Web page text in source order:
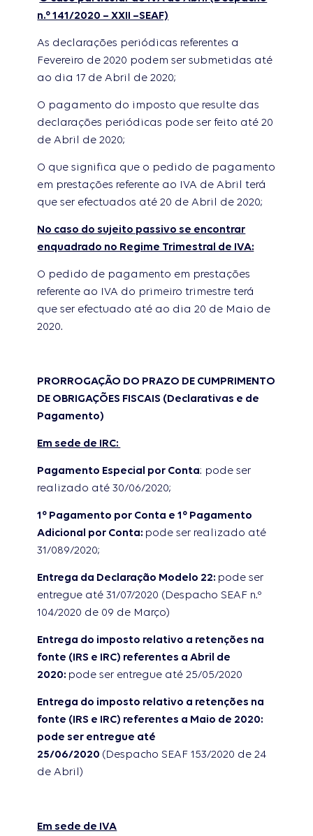
n.º 141/2020 – XXII –SEAF)
As declarações periódicas referentes a
Fevereiro de 2020 podem ser submetidas até
ao dia 17 de Abril de 2020;
O pagamento do imposto que resulte das
declarações periódicas pode ser feito até 20
de Abril de 2020;
O que significa que o pedido de pagamento
em prestações referente ao IVA de Abril terá
que ser efectuados até 20 de Abril de 2020;
No caso do sujeito passivo se encontrar
enquadrado no Regime Trimestral de IVA:
O pedido de pagamento em prestações
referente ao IVA do primeiro trimestre terá
que ser efectuado até ao dia 20 de Maio de
2020.
PRORROGAÇÃO DO PRAZO DE CUMPRIMENTO
DE OBRIGAÇÕES FISCAIS (Declarativas e de
Pagamento)
Em sede de IRC:
Pagamento Especial por Conta: pode ser
realizado até 30/06/2020;
1º Pagamento por Conta e 1º Pagamento
Adicional por Conta: pode ser realizado até
31/089/2020;
Entrega da Declaração Modelo 22: pode ser
entregue até 31/07/2020 (Despacho SEAF n.º
104/2020 de 09 de Março)
Entrega do imposto relativo a retenções na
fonte (IRS e IRC) referentes a Abril de
2020: pode ser entregue até 25/05/2020
Entrega do imposto relativo a retenções na
fonte (IRS e IRC) referentes a Maio de 2020:
pode ser entregue até
25/06/2020 (Despacho SEAF 153/2020 de 24
de Abril)
Em sede de IVA